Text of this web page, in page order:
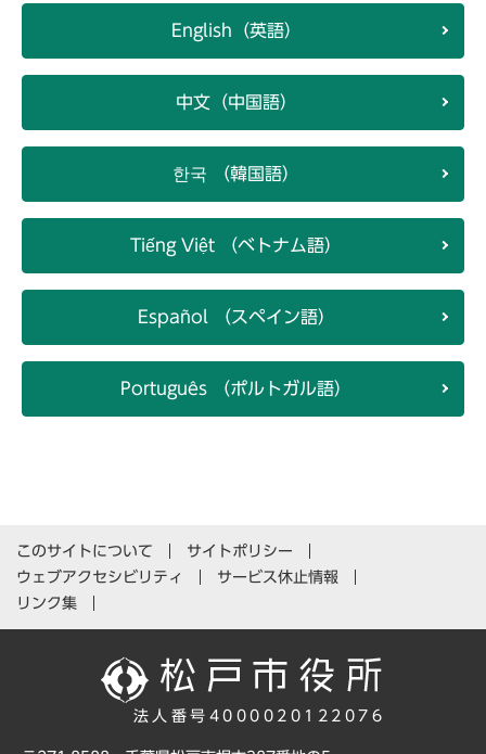
English（英語）
中文（中国語）
한국 （韓国語）
Tiếng Việt （ベトナム語）
Español （スペイン語）
Português （ポルトガル語）
このサイトについて
サイトポリシー
ウェブアクセシビリティ
サービス休止情報
リンク集
法人番号4000020122076